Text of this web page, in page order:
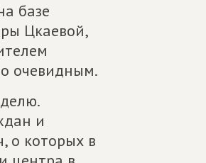
базе
Цкаевой,
очевидным.
и
о которых в